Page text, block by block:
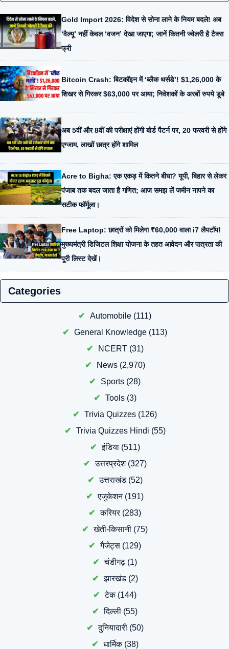
Gold Import 2026: विदेश से सोना लाने के नियम बदले! अब
‘वैल्यू’ नहीं केवल ‘वजन’ देखा जाएगा; जानें कितनी ज्वेलरी है टैक्स
फ्री
Bitcoin Crash: बिटकॉइन में ‘ब्लैक थर्सडे’! $1,26,000 के
शिखर से गिरकर $63,000 पर आया; निवेशकों के अरबों रुपये डूबे
अब 5वीं और 8वीं की परीक्षाएं होंगी बोर्ड पैटर्न पर, 20 फरवरी से होंगे
एग्जाम, लाखों छात्र होंगे शामिल
Acre to Bigha: एक एकड़ में कितने बीघा? यूपी, बिहार से लेकर
पंजाब तक बदल जाता है गणित; आज समझ लें जमीन नापने का
सटीक फॉर्मूला।
Free Laptop: छात्रों को मिलेगा ₹60,000 वाला i7 लैपटॉप!
मुख्यमंत्री डिजिटल शिक्षा योजना के तहत आवेदन और पात्रता की
पूरी लिस्ट देखें।
Categories
Automobile (111)
General Knowledge (113)
NCERT(31)
News(2,970)
Sports (28)
Tools(3)
Trivia Quizzes (126)
Trivia Quizzes Hindi (55)
इंडिया(511)
उत्तरप्रदेश(327)
उत्तराखंड(52)
एजुकेशन(191)
करियर(283)
खेती-किसानी (75)
गैजेट्स (129)
चंडीगढ़ (1)
झारखंड(2)
टेक(144)
दिल्ली (55)
दुनियादारी(50)
धार्मिक(38)